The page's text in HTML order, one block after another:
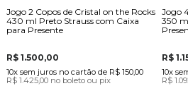
Jogo 2 Copos de Cristal on the Rocks
430 ml Preto Strauss com Caixa
para Presente
R$ 1.500,00
10x sem juros no cartãode R$ 150,00
R$ 1.425,00 no boleto ou pix
Jogo
350
R$
10x
R$